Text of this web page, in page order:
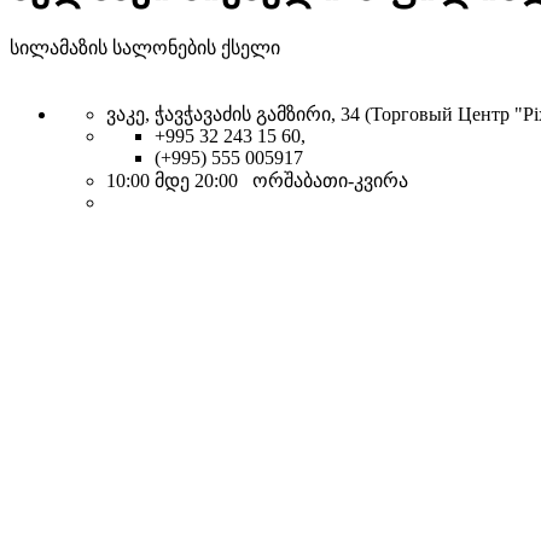
სილამაზის სალონების ქსელი
ვაკე, ჭავჭავაძის გამზირი, 34 (Торговый Центр
+995 32 243 15 60,
(+995) 555 005917
10:00 მდე 20:00 ორშაბათი-კვირა